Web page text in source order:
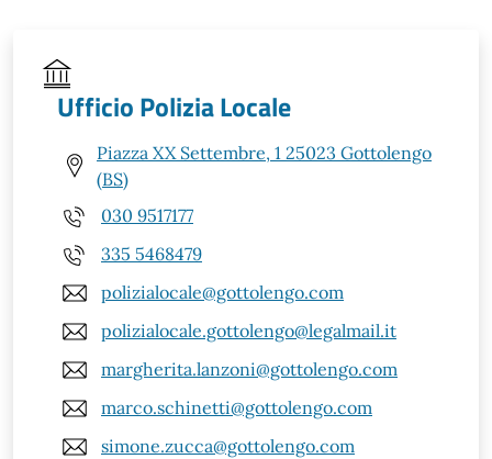
Ufficio Polizia Locale
Piazza XX Settembre, 1 25023 Gottolengo
(BS)
030 9517177
335 5468479
polizialocale@gottolengo.com
polizialocale.gottolengo@legalmail.it
margherita.lanzoni@gottolengo.com
marco.schinetti@gottolengo.com
simone.zucca@gottolengo.com